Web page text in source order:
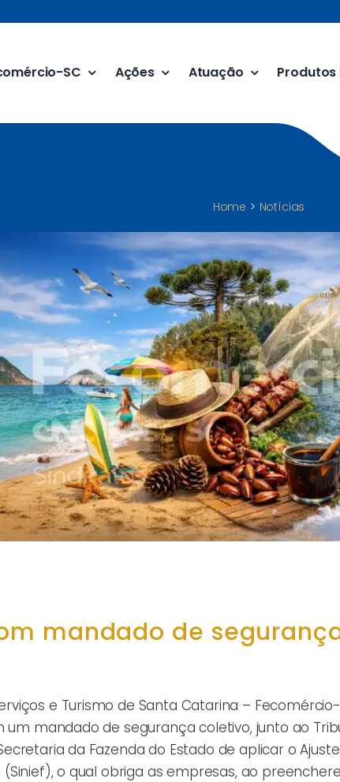
SC Ações Atuação Produtos
Home Notícias
mandado de
e Turismo de Santa Catarina –
mandado de segurança coletivo, junto ao
da Fazenda do Estado de aplicar o
o qual obriga as empresas, ao